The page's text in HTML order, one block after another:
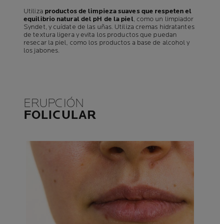
Utiliza productos de limpieza suaves que respeten el
equilibrio natural del pH de la piel, como un limpiador
Syndet, y cuídate de las uñas. Utiliza cremas hidratantes
de textura ligera y evita los productos que puedan
resecar la piel, como los productos a base de alcohol y
los jabones.
ERUPCIÓN
FOLICULAR